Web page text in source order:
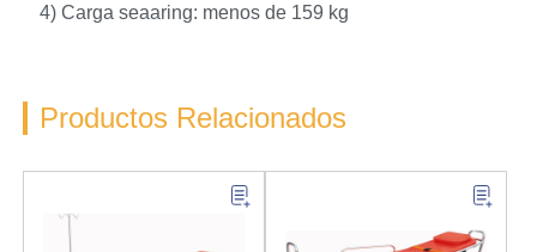
4) Carga seaaring: menos de 159 kg
Productos Relacionados